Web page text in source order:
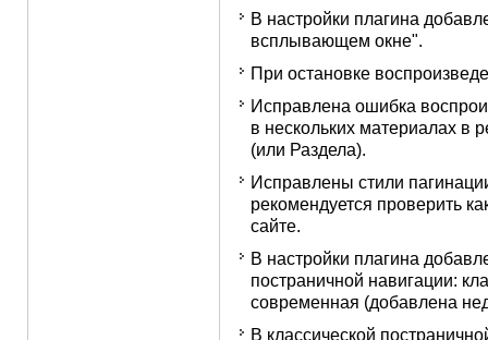
В настройки плагина
всплывающем окне".
При остановке
Исправлена ошибка
в нескольких материалах в
(или Раздела).
Исправлены стили
рекомендуется проверить
сайте.
В настройки плагина
постраничной навигации:
современная (добавлена
В классической